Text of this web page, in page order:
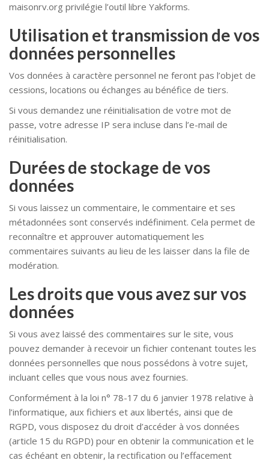
maisonrv.org privilégie l’outil libre Yakforms.
Utilisation et transmission de vos
données personnelles
Vos données à caractère personnel ne feront pas l’objet de
cessions, locations ou échanges au bénéfice de tiers.
Si vous demandez une réinitialisation de votre mot de
passe, votre adresse IP sera incluse dans l’e-mail de
réinitialisation.
Durées de stockage de vos
données
Si vous laissez un commentaire, le commentaire et ses
métadonnées sont conservés indéfiniment. Cela permet de
reconnaître et approuver automatiquement les
commentaires suivants au lieu de les laisser dans la file de
modération.
Les droits que vous avez sur vos
données
Si vous avez laissé des commentaires sur le site, vous
pouvez demander à recevoir un fichier contenant toutes les
données personnelles que nous possédons à votre sujet,
incluant celles que vous nous avez fournies.
Conformément à la loi n° 78-17 du 6 janvier 1978 relative à
l’informatique, aux fichiers et aux libertés, ainsi que de
RGPD, vous disposez du droit d’accéder à vos données
(article 15 du RGPD) pour en obtenir la communication et le
cas échéant en obtenir, la rectification ou l’effacement